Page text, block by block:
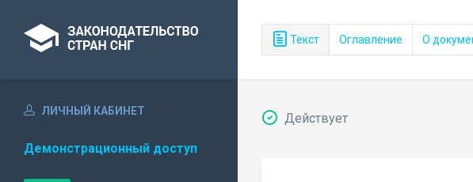
Текст Оглавление О
ЛИЧНЫЙ КАБИНЕТ
Демонстрационный доступ
Действует